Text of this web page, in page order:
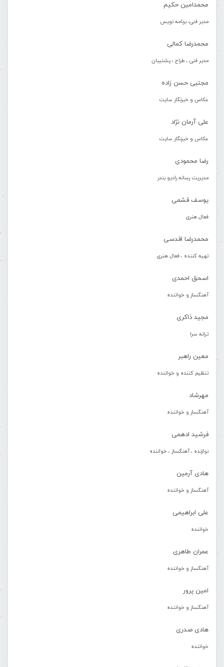
محمدامین حکیم
مدیر فنی، برنامه نویس
محمدرضا کمالی
مدیر فنی ، طراح ، پشتیبان
مجتبی حسن زاده
عکاس و خبرنگار سایت
علی آرمان نژاد
عکاس و خبرنگار سایت
رضا محمودی
مدیریت رسانه رادیو بندر
یوسف قشمی
فعال هنری
محمدرضا اقدسی
تهیه کننده ، فعال هنری
اسحق احمدی
آهنگساز و خواننده
مجید ذاکری
ترانه سرا
معین راهبر
تنظیم کننده و خواننده
مهرشاد
آهنگساز و خواننده
فرشید ادهمی
نوازنده ، آهنگساز ، خواننده
هادی آرمین
آهنگساز و خواننده
علی ابراهیمی
خواننده
عمران طاهری
آهنگساز و خواننده
امین پرور
آهنگساز و خواننده
هادی صدری
خواننده